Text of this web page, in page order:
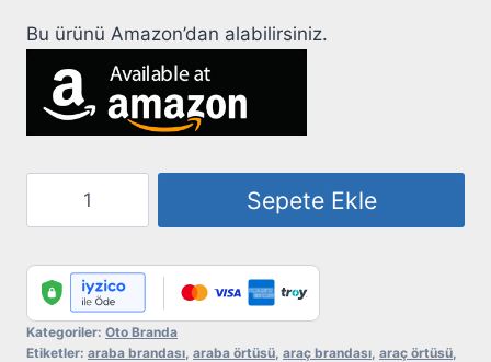
Bu ürünü Amazon’dan alabilirsiniz.
Lamborghini
adet
Sepete Ekle
Kategoriler: Oto Branda
Etiketler: araba brandası araba örtüsü araç brandası araç örtüsü